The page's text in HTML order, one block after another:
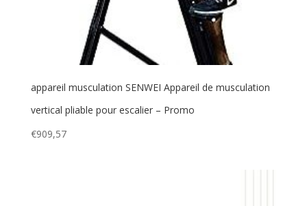
appareil musculation SENWEI Appareil de musculation
vertical pliable pour escalier – Promo
€909,57